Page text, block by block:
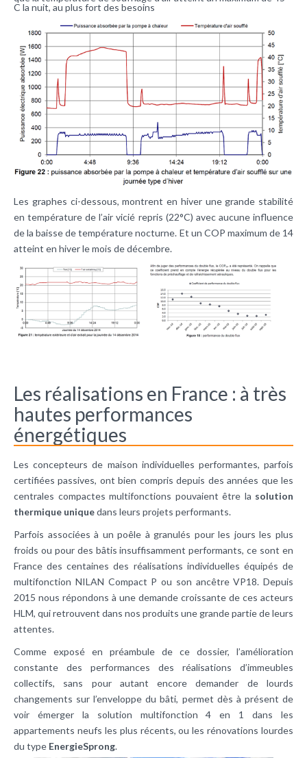
C la nuit, au plus fort des besoins
Les graphes ci-dessous, montrent en hiver une grande stabilité
en température de l’air vicié repris (22°C) avec aucune influence
de la baisse de température nocturne. Et un COP maximum de 14
atteint en hiver le mois de décembre.
Les réalisations en France : à très
hautes performances
énergétiques
Les concepteurs de maison individuelles performantes, parfois
certifiées passives, ont bien compris depuis des années que les
centrales compactes multifonctions pouvaient être la solution
thermique uniquedans leurs projets performants.
Parfois associées à un poêle à granulés pour les jours les plus
froids ou pour des bâtis insuffisamment performants, ce sont en
France des centaines des réalisations individuelles équipés de
multifonction NILAN Compact P ou son ancêtre VP18. Depuis
2015 nous répondons à une demande croissante de ces acteurs
HLM, qui retrouvent dans nos produits une grande partie de leurs
attentes.
Comme exposé en préambule de ce dossier, l’amélioration
constante des performances des réalisations d’immeubles
collectifs, sans pour autant encore demander de lourds
changements sur l’enveloppe du bâti, permet dès à présent de
voir émerger la solution multifonction 4 en 1 dans les
appartements neufs les plus récents, ou les rénovations lourdes
du type EnergieSprong.